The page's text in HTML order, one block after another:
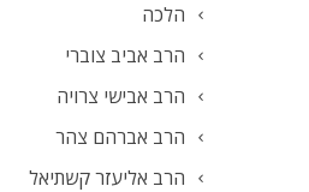
הלכה
הרב אביב צוברי
הרב אבישי צרויה
הרב אברהם צהר
הרב אליעזר קשתיאל